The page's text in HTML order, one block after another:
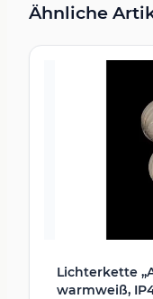
Ähnliche
Lichterkette
warmweiß,